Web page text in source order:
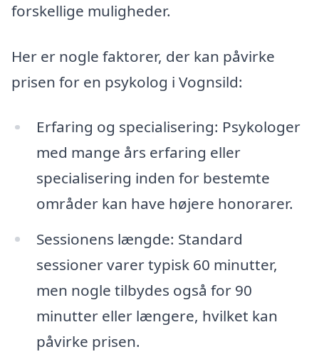
forskellige muligheder.
Her er nogle faktorer, der kan påvirke
prisen for en psykolog i Vognsild:
Erfaring og specialisering: Psykologer
med mange års erfaring eller
specialisering inden for bestemte
områder kan have højere honorarer.
Sessionens længde: Standard
sessioner varer typisk 60 minutter,
men nogle tilbydes også for 90
minutter eller længere, hvilket kan
påvirke prisen.